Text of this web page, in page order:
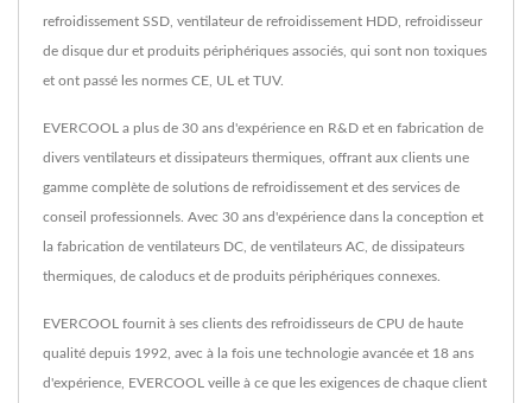
refroidissement SSD, ventilateur de refroidissement HDD, refroidisseur
de disque dur et produits périphériques associés, qui sont non toxiques
et ont passé les normes CE, UL et TUV.
EVERCOOL a plus de 30 ans d'expérience en R&D et en fabrication de
divers ventilateurs et dissipateurs thermiques, offrant aux clients une
gamme complète de solutions de refroidissement et des services de
conseil professionnels. Avec 30 ans d'expérience dans la conception et
la fabrication de ventilateurs DC, de ventilateurs AC, de dissipateurs
thermiques, de caloducs et de produits périphériques connexes.
EVERCOOL fournit à ses clients des refroidisseurs de CPU de haute
qualité depuis 1992, avec à la fois une technologie avancée et 18 ans
d'expérience, EVERCOOL veille à ce que les exigences de chaque client